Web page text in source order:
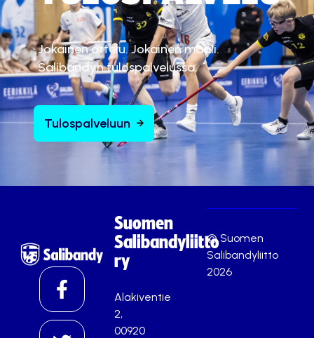
Jokainen ottelu. Jokainen maali.
Salibandyn tulospalvelussa.
Tulospalveluun
Suomen
Salibandyliitto
ry
Alakiventie
2,
00920
© Suomen
Salibandyliitto
2026